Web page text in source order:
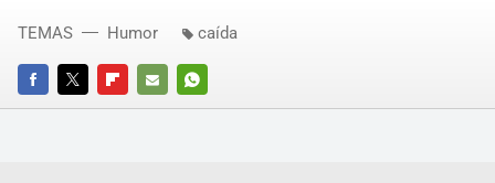
FACEBOOKTWITTERFLIPBOARD
E-
WHATSAPP
TEMAS Humor caída